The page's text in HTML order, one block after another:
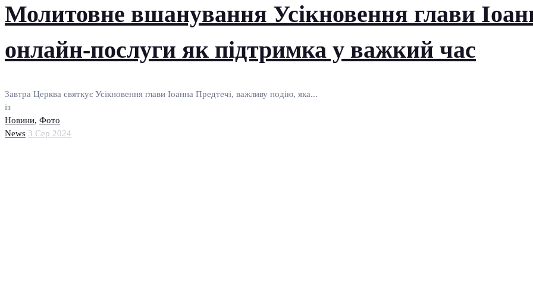
Молитовне вшанування Усікновення глави
онлайн-послуги як підтримка у важкий час
Завтра Церква святкує Усікновення глави Іоанна Предтечі, важливу подію, яка...
із
Новини, Фото
News 3 Сер 2024